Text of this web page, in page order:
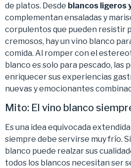
de platos. Desde blancos ligeros
complementan ensaladas y
corpulentos que pueden resistir
cremosos, hay un vino blanco
comida. Al romper con el
blanco es solo para pescado, las
enriquecer sus experiencias
nuevas y emocionantes
Mito: El vino blanco
Es una idea equivocada
siempre debe servirse muy frío.
blanco puede realzar sus
todos los blancos necesitan ser